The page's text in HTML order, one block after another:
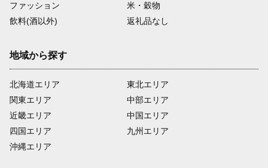
ファッション
米・穀物
飲料(酒以外)
返礼品なし
地域から探す
北海道エリア
関東エリア
近畿エリア
四国エリア
沖縄エリア
東北エリア
中部エリア
中国エリア
九州エリア